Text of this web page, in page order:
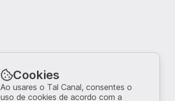
Cookies
Ao usares o Tal Canal, consentes o
uso de cookies de acordo com a